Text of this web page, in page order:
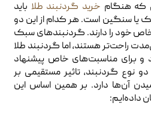
که هنگام خرید گردنبند طلا باید
یا سنگین است. هر کدام از این دو
خود را دارند. گردنبندهای سبک
راحت‌تر هستند، اما گردنبند طلا
برای مناسبت‌های خاص پیشنهاد
نوع گردنبند، تاثیر مستقیمی بر
آن‌ها دارد. بر همین اساس این
داده‌ایم: